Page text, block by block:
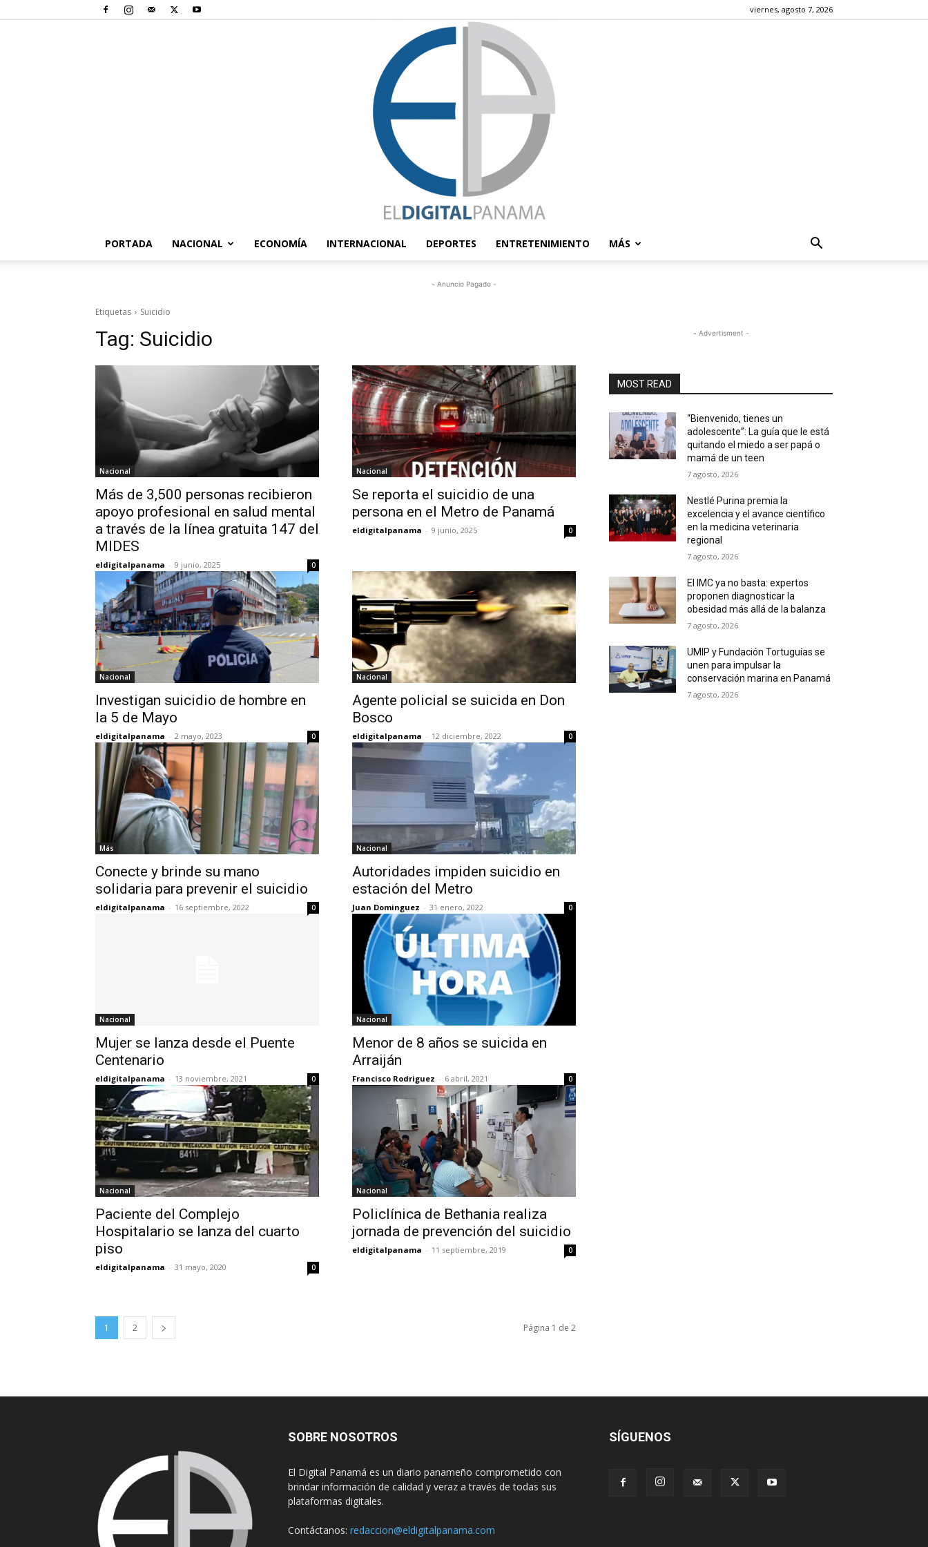
viernes, agosto 7, 2026
Panamá
PORTADA NACIONAL ECONOMÍA INTERNACIONAL DEPORTES ENTRETENIMIENTO MÁS
- Anuncio Pagado -
Etiquetas Suicidio
Tag: Suicidio
Nacional
Más de 3,500 personas recibieron
apoyo profesional en salud mental
a través de la línea gratuita 147 del
MIDES
eldigitalpanama - 9 junio, 2025 0
Nacional
Se reporta el suicidio de una
persona en el Metro de Panamá
eldigitalpanama - 9 junio, 2025 0
Nacional
Investigan suicidio de hombre en
la 5 de Mayo
eldigitalpanama - 2 mayo, 2023 0
Nacional
Agente policial se suicida en Don
Bosco
eldigitalpanama - 12 diciembre, 2022 0
Más
Conecte y brinde su mano
solidaria para prevenir el suicidio
eldigitalpanama - 16 septiembre, 2022 0
Nacional
Autoridades impiden suicidio en
estación del Metro
Juan Dominguez - 31 enero, 2022 0
Nacional
Mujer se lanza desde el Puente
Centenario
eldigitalpanama - 13 noviembre, 2021 0
Nacional
Menor de 8 años se suicida en
Arraiján
Francisco Rodriguez - 6 abril, 2021 0
Nacional
Paciente del Complejo
Hospitalario se lanza del cuarto
piso
eldigitalpanama - 31 mayo, 2020 0
Nacional
Policlínica de Bethania realiza
jornada de prevención del suicidio
eldigitalpanama - 11 septiembre, 2019 0
1 2 Página 1 de 2
- Advertisment -
MOST READ
“Bienvenido, tienes un
adolescente”: La guía que le está
quitando el miedo a ser papá o
mamá de un teen
7 agosto, 2026
Nestlé Purina premia la
excelencia y el avance científico
en la medicina veterinaria
regional
7 agosto, 2026
El IMC ya no basta: expertos
proponen diagnosticar la
obesidad más allá de la balanza
7 agosto, 2026
UMIP y Fundación Tortuguías se
unen para impulsar la
conservación marina en Panamá
7 agosto, 2026
SOBRE NOSOTROS
El Digital Panamá es un diario panameño comprometido con
brindar información de calidad y veraz a través de todas sus
plataformas digitales.
Contáctanos: redaccion@eldigitalpanama.com
SÍGUENOS